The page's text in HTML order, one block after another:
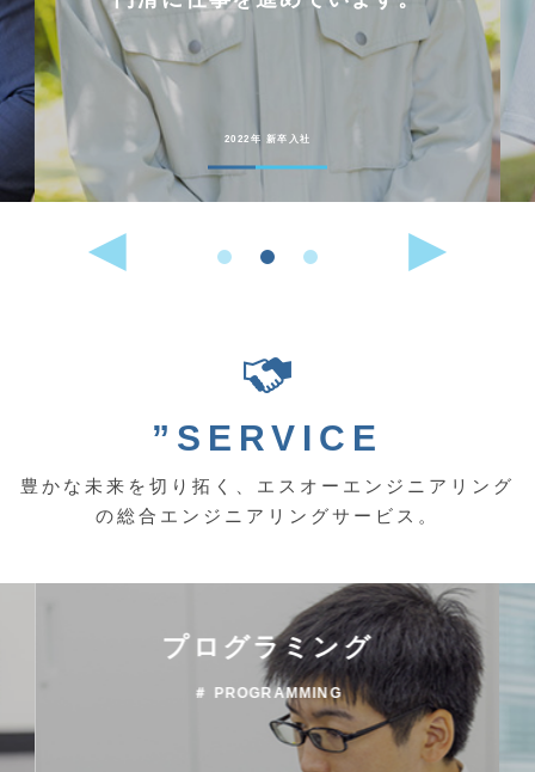
2022年 新卒入社
”SERVICE
豊かな未来を切り拓く、エスオーエンジニアリング
の総合エンジニアリングサービス。
プログラミング
＃ PROGRAMMING